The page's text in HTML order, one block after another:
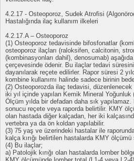
4.2.17 - Osteoporoz, Sudek Atrofisi
Hastalığında ilaç kullanım ilkeleri
4.2.17.A – Osteoporoz
(1) Osteoporoz tedavisinde bifosfonatlar
osteoporoz ilaçları (raloksifen, calcitonin,
(kombinasyonları dahil), denosumab)
çerçevesinde ödenir. Bu ilaçlar tedavi
dayanılarak reçete edilirler. Rapor süresi 2
kombine kullanımı halinde sadece birinin
(2) Osteoporozda ilaç tedavisi,
iki yıl içinde yapılan Kemik Mineral Yoğunluk
Ölçüm yılda bir defadan daha sık
sonucu reçete veya raporda belirtilir. KMY
olan hastada diğer kalçadan, her iki
vertebra ya da ön koldan yapılabilir.
(3) 75 yaş ve üzerindeki hastalar ile
kalça kırığı belirtilen hastalarda KMY ölçümü
(4) Bu ilaçlar;
a) Patolojik kırığı olan hastalarda lomber